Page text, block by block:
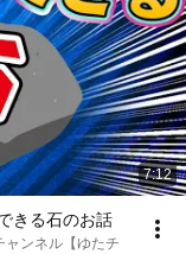
7:12
きる石のお話
ャンネル【ゆたチ